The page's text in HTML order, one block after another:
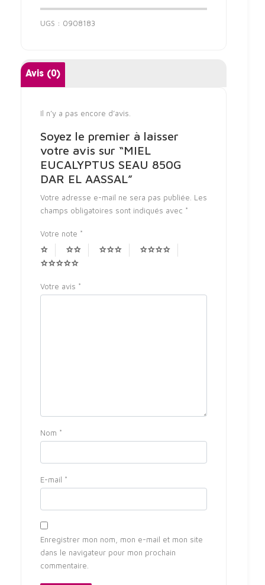
UGS : 0908183
Avis (0)
Il n’y a pas encore d’avis.
Soyez le premier à laisser
votre avis sur “MIEL
EUCALYPTUS SEAU 850G
DAR EL AASSAL”
Votre adresse e-mail ne sera pas publiée. Les
champs obligatoires sont indiqués avec *
Votre note *
Votre avis *
Nom *
E-mail *
Enregistrer mon nom, mon e-mail et mon site
dans le navigateur pour mon prochain
commentaire.